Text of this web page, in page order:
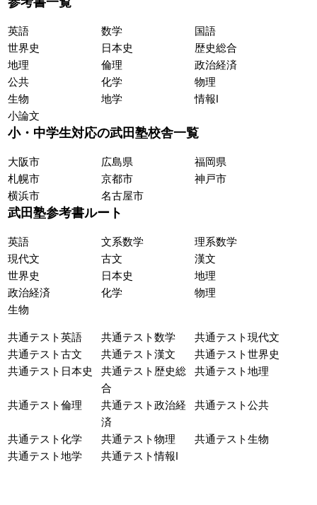
英語 数学
国語
世界史
日本史
歴史総合
地理
倫理
政治経済
公共
化学
物理
生物
地学
情報Ⅰ
小論文
小・中学生対応の武田塾校舎一覧
大阪市 広島県
福岡県
札幌市
京都市
神戸市
横浜市
名古屋市
武田塾参考書ルート
英語 文系数学
理系数学
現代文
古文
漢文
世界史
日本史
地理
政治経済
化学
物理
生物
共通テスト英語 共通テスト数学
共通テスト現代文
共通テスト古文
共通テスト漢文
共通テスト世界史
共通テスト日本史
共通テスト歴史総
合
共通テスト地理
共通テスト倫理
共通テスト政治経
済
共通テスト公共
共通テスト化学 共通テスト物理
共通テスト生物
共通テスト地学
共通テスト情報I